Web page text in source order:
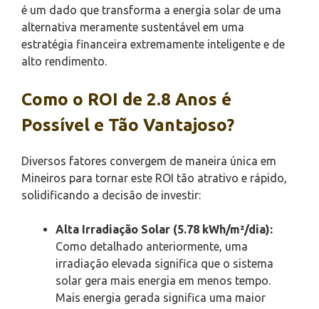
é um dado que transforma a energia solar de uma
alternativa meramente sustentável em uma
estratégia financeira extremamente inteligente e de
alto rendimento.
Como o ROI de 2.8 Anos é
Possível e Tão Vantajoso?
Diversos fatores convergem de maneira única em
Mineiros para tornar este ROI tão atrativo e rápido,
solidificando a decisão de investir:
Alta Irradiação Solar (5.78 kWh/m²/dia):
Como detalhado anteriormente, uma
irradiação elevada significa que o sistema
solar gera mais energia em menos tempo.
Mais energia gerada significa uma maior